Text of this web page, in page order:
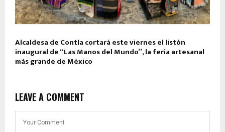
Alcaldesa de Contla cortará este viernes el listón
inaugural de “Las Manos del Mundo”, la feria artesanal
más grande de México
LEAVE A COMMENT